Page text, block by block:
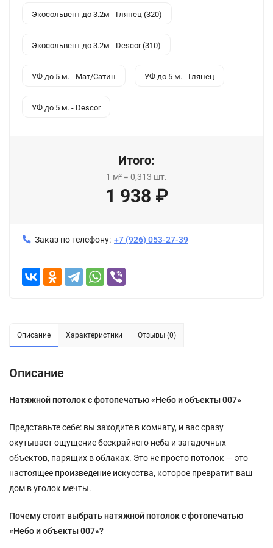
Экосольвент до 3.2м - Глянец (320)
Экосольвент до 3.2м - Descor (310)
УФ до 5 м. - Мат/Сатин УФ до 5 м. - Глянец
УФ до 5 м. - Descor
Итого:
1 м² = 0,313 шт.
1 938 ₽
Заказ по телефону: +7 (926) 053-27-39
Описание Характеристики Отзывы (0)
Описание
Натяжной потолок с фотопечатью «Небо и объекты 007»
Представьте себе: вы заходите в комнату, и вас сразу
окутывает ощущение бескрайнего неба и загадочных
объектов, парящих в облаках. Это не просто потолок — это
настоящее произведение искусства, которое превратит ваш
дом в уголок мечты.
Почему стоит выбрать натяжной потолок с фотопечатью
«Небо и объекты 007»?